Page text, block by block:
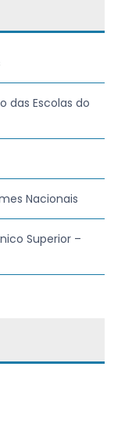
das Escolas do
Nacionais
Superior –